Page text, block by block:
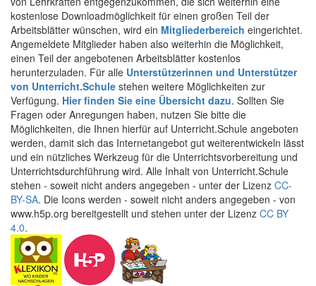
kostenlose Downloadmöglichkeit für einen großen Teil der
Arbeitsblätter wünschen, wird ein Mitgliederbereich eingerichtet.
Angemeldete Mitglieder haben also weiterhin die Möglichkeit,
einen Teil der angebotenen Arbeitsblätter kostenlos
herunterzuladen. Für alle Unterstützerinnen und Unterstützer
von Unterricht.Schule stehen weitere Möglichkeiten zur
Verfügung. Hier finden Sie eine Übersicht dazu. Sollten Sie
Fragen oder Anregungen haben, nutzen Sie bitte die
Möglichkeiten, die Ihnen hierfür auf Unterricht.Schule angeboten
werden, damit sich das Internetangebot gut weiterentwickeln lässt
und ein nützliches Werkzeug für die Unterrichtsvorbereitung und
Unterrichtsdurchführung wird. Alle Inhalt von Unterricht.Schule
stehen - soweit nicht anders angegeben - unter der Lizenz CC-
BY-SA. Die Icons werden - soweit nicht anders angegeben - von
www.h5p.org bereitgestellt und stehen unter der Lizenz CC BY
4.0.